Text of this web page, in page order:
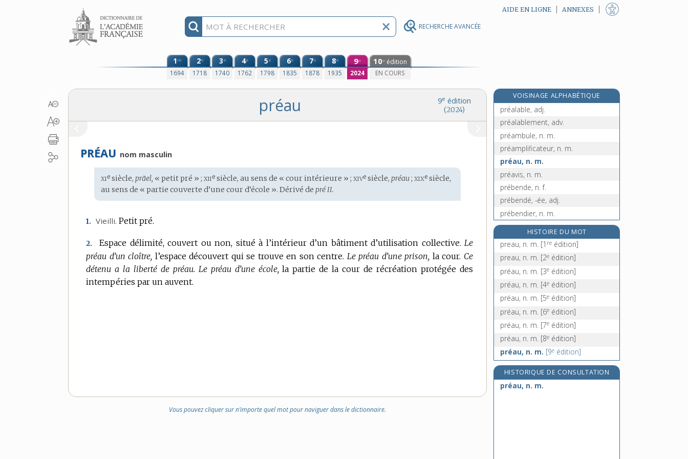
RECHERCHE AVANCÉE
Aller au contenu AIDE EN LIGNE ANNEXES
1re
1694
2e
1718
3e
1740
4e
1762
5e
1798
6e
1835
7e
1878
8e
1935
9e
2024
10e édition
EN COURS
9e édition
(2024)
préau
PRÉAU nom masculin
Étymologie
:
xie siècle,präel, « petit pré » ;xiie siècle, au sens de « cour intérieure » ;xive siècle,préau;xixe siècle,
au sens de « partie couverte d’une cour d’école ». Dérivé depré II.
1. Vieilli. Petit pré.
2. Espace délimité, couvert ou non, situé à l’intérieur d’un bâtiment d’utilisation collective. Le
préau d’un cloître, l’espace découvert qui se trouve en son centre. Le préau d’une prison, la cour. Ce
détenu a la liberté de préau. Le préau d’une école, la partie de la cour de récréation protégée des
intempéries par un auvent.
Vous pouvez cliquer sur n’importe quel mot pour naviguer dans le dictionnaire.
VOISINAGE ALPHABÉTIQUE
préadolescence, n. f.
préalable, adj.
préalablement, adv.
préambule, n. m.
préamplificateur, n. m.
préau, n. m.
préavis, n. m.
prébende, n. f.
prébendé, -ée, adj.
prébendier, n. m.
prébiotique, adj.
pré-bois, n. m.
précairement, adv.
précambrien, -enne, adj.
HISTOIRE DU MOT
preau, n. m. [1 re édition]
preau, n. m. [2e édition]
préau, n. m. [3e édition]
préau, n. m. [4e édition]
préau, n. m. [5e édition]
préau, n. m. [6e édition]
préau, n. m. [7e édition]
préau, n. m. [8e édition]
préau, n. m. [9e édition]
HISTORIQUE DE CONSULTATION
préau, n. m.